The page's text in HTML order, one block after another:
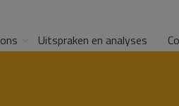
Uitspraken en analyses